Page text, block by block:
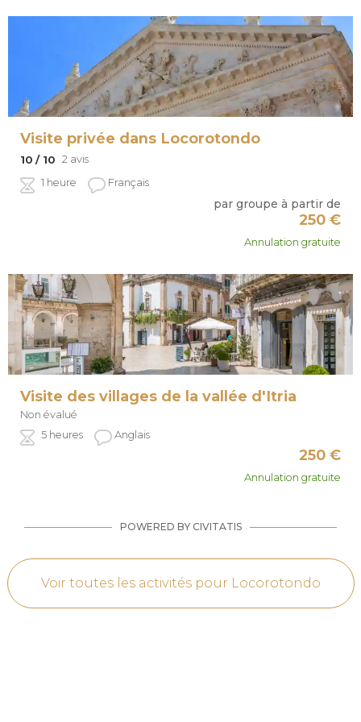
Visite privée dans Locorotondo
10 / 10 2 avis
1 heure
Français
par groupe à partir de
250 €
Annulation gratuite
Visite des villages de la vallée d'Itria
Non évalué
5 heures
Anglais
250 €
Annulation gratuite
POWERED BY CIVITATIS
Voir toutes les activités pour Locorotondo